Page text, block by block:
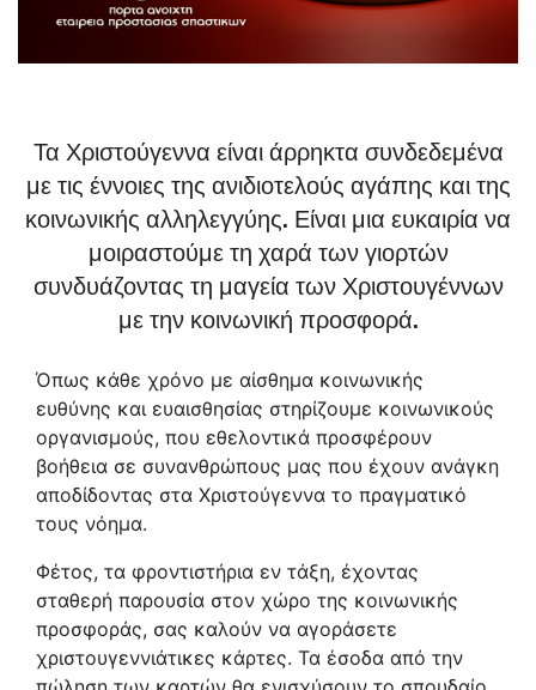
Τα Χριστούγεννα είναι άρρηκτα συνδεδεμένα
με τις έννοιες της ανιδιοτελούς αγάπης και της
κοινωνικής αλληλεγγύης. Είναι μια ευκαιρία να
μοιραστούμε τη χαρά των γιορτών
συνδυάζοντας τη μαγεία των Χριστουγέννων
με την κοινωνική προσφορά.
Όπως κάθε χρόνο με αίσθημα κοινωνικής
ευθύνης και ευαισθησίας στηρίζουμε κοινωνικούς
οργανισμούς, που εθελοντικά προσφέρουν
βοήθεια σε συνανθρώπους μας που έχουν ανάγκη
αποδίδοντας στα Χριστούγεννα το πραγματικό
τους νόημα.
Φέτος, τα φροντιστήρια εν τάξη, έχοντας
σταθερή παρουσία στον χώρο της κοινωνικής
προσφοράς, σας καλούν να αγοράσετε
χριστουγεννιάτικες κάρτες. Τα έσοδα από την